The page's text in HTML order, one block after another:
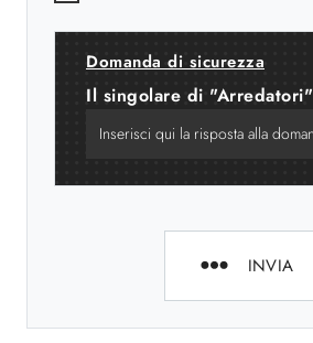
Domanda di sicurezza
Il singolare di "Arredatori"
INVIA